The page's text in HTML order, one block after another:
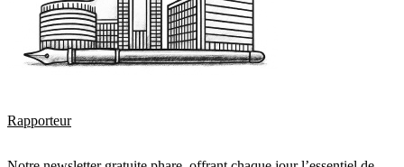
Rapporteur